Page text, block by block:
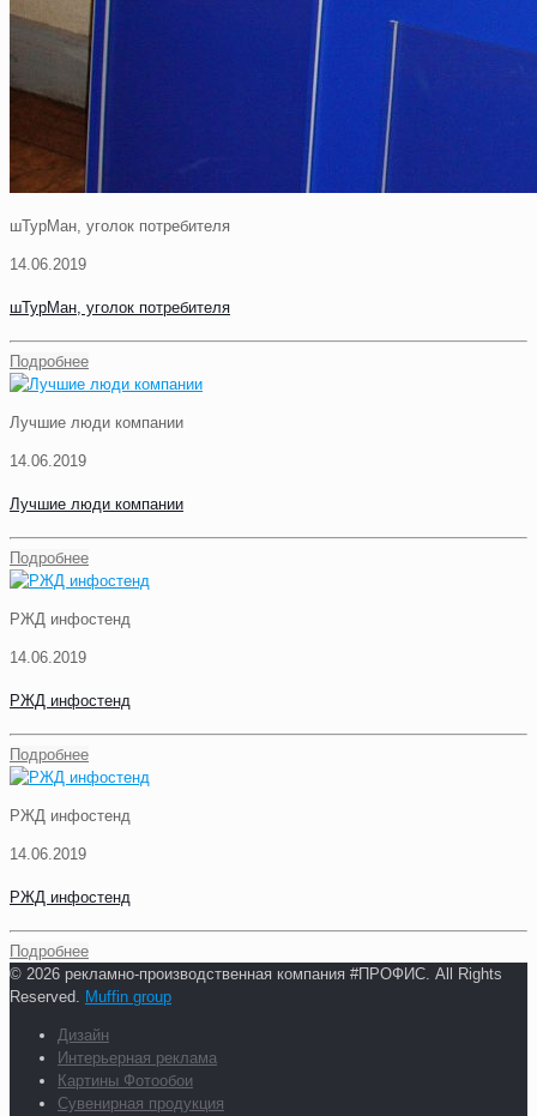
шТурМан, уголок потребителя
14.06.2019
шТурМан, уголок потребителя
Подробнее
Лучшие люди компании
14.06.2019
Лучшие люди компании
Подробнее
РЖД инфостенд
14.06.2019
РЖД инфостенд
Подробнее
РЖД инфостенд
14.06.2019
РЖД инфостенд
Подробнее
© 2026 рекламно-производственная компания #ПРОФИС. All Rights
Reserved. Muffin group
Дизайн
Интерьерная реклама
Картины Фотообои
Сувенирная продукция